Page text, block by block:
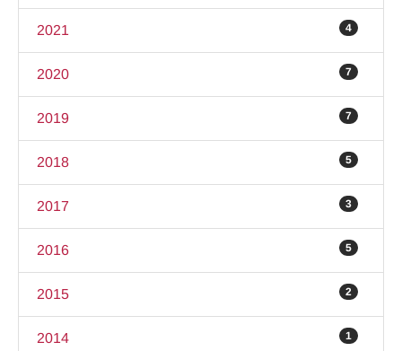
2021 4
2020 7
2019 7
2018 5
2017 3
2016 5
2015 2
2014 1